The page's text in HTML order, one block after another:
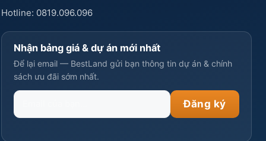
Hotline: 0819.096.096
Nhận bảng giá & dự án mới nhất
Để lại email — BestLand gửi bạn thông tin dự án & chính
sách ưu đãi sớm nhất.
Email
bạn
Đăng ký